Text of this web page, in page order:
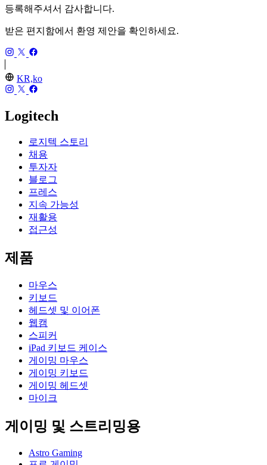
등록해주셔서 감사합니다.
받은 편지함에서 환영 제안을 확인하세요.
KR,ko
Logitech
로지텍 스토리
채용
투자자
블로그
프레스
지속 가능성
재활용
접근성
제품
마우스
키보드
헤드셋 및 이어폰
웹캠
스피커
iPad 키보드 케이스
게이밍 마우스
게이밍 키보드
게이밍 헤드셋
마이크
게이밍 및 스트리밍용
Astro Gaming